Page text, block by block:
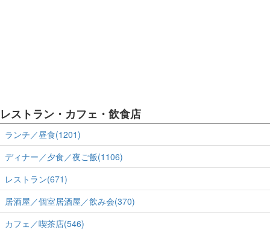
レストラン・カフェ・飲食店
ランチ／昼食(1201)
ディナー／夕食／夜ご飯(1106)
レストラン(671)
居酒屋／個室居酒屋／飲み会(370)
カフェ／喫茶店(546)